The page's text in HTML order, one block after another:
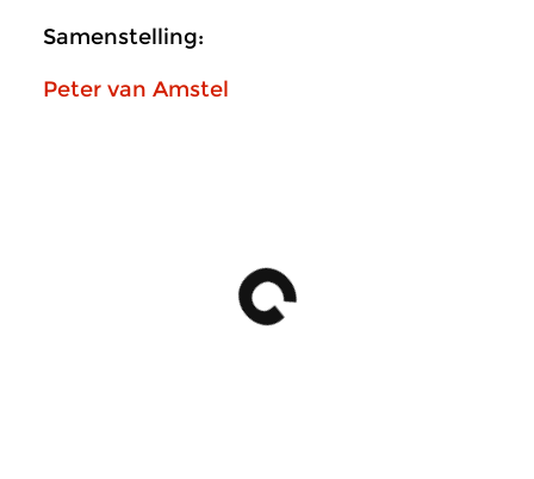
Samenstelling:
Peter van Amstel